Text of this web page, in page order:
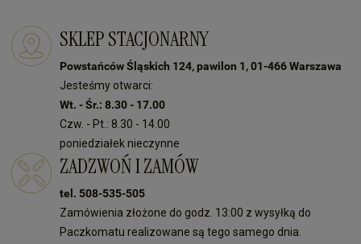
SKLEP STACJONARNY
Powstańców Śląskich 124, pawilon 1, 01-466 Warszawa
Jesteśmy otwarci:
Wt. - Śr.: 8.30 - 17.00
Czw. - Pt.: 8.30 - 14.00
poniedziałek nieczynne
ZADZWOŃ I ZAMÓW
tel. 508-535-505
Zamówienia złożone do godz. 13:00 z wysyłką do
Paczkomatu realizowane są tego samego dnia.